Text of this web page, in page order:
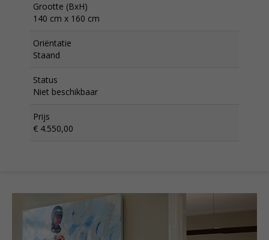
Grootte (BxH)
140 cm x 160 cm
Oriëntatie
Staand
Status
Niet beschikbaar
Prijs
€ 4.550,00